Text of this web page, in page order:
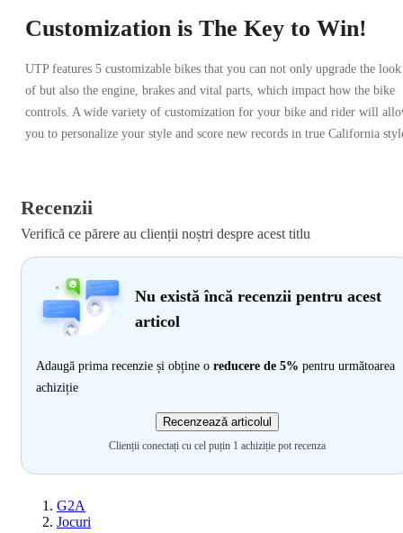
Customization is The Key to Win!
UTP features 5 customizable bikes that you can not only upgrade the look
of but also the engine, brakes and vital parts, which impact how the bike
controls. A wide variety of customization for your bike and rider will
you to personalize your style and score new records in true California
Recenzii
Verifică ce părere au clienții noștri despre acest titlu
Nu există încă recenzii pentru acest
articol
Adaugă prima recenzie și obține o reducere de 5% pentru următoarea
achiziție
Recenzează articolul
Clienții conectați cu cel puțin 1 achiziție pot recenza
G2A
Jocuri